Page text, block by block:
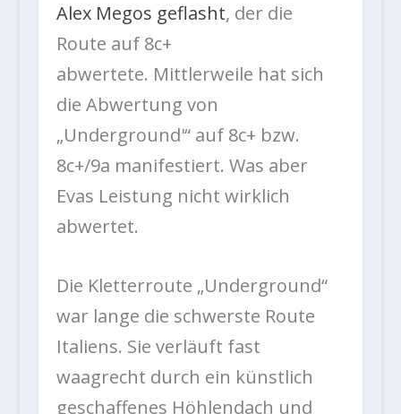
Alex Megos geflasht, der die
Route auf 8c+
abwertete. Mittlerweile hat sich
die Abwertung von
„Underground'“ auf 8c+ bzw.
8c+/9a manifestiert. Was aber
Evas Leistung nicht wirklich
abwertet.
Die Kletterroute „Underground“
war lange die schwerste Route
Italiens. Sie verläuft fast
waagrecht durch ein künstlich
geschaffenes Höhlendach und